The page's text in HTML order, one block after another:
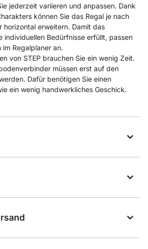
jederzeit variieren und anpassen. Dank
können Sie das Regal je nach
horizontal erweitern. Damit das
individuellen Bedürfnisse erfüllt, passen
Regalplaner an.
von STEP brauchen Sie ein wenig Zeit.
müssen erst auf den
Dafür benötigen Sie einen
ein wenig handwerkliches Geschick.